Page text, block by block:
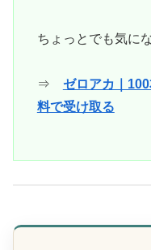
ちょっとでも気に
⇒ ゼロアカ｜
料で受け取る